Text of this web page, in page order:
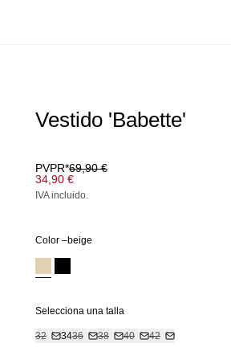
Vestido 'Babette'
PVPR*69,90 €
34,90 €
IVA incluido.
Color –beige
Selecciona una talla
32 3436 38 40 42